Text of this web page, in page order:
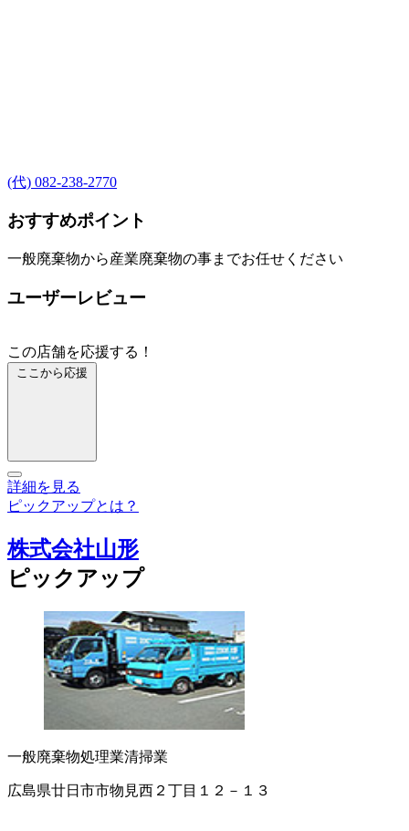
(代) 082-238-2770
おすすめポイント
一般廃棄物から産業廃棄物の事までお任せください
ユーザーレビュー
この店舗を応援する！
ここから応援
詳細を見る
ピックアップとは？
株式会社山形
ピックアップ
一般廃棄物処理業清掃業
広島県廿日市市物見西２丁目１２－１３